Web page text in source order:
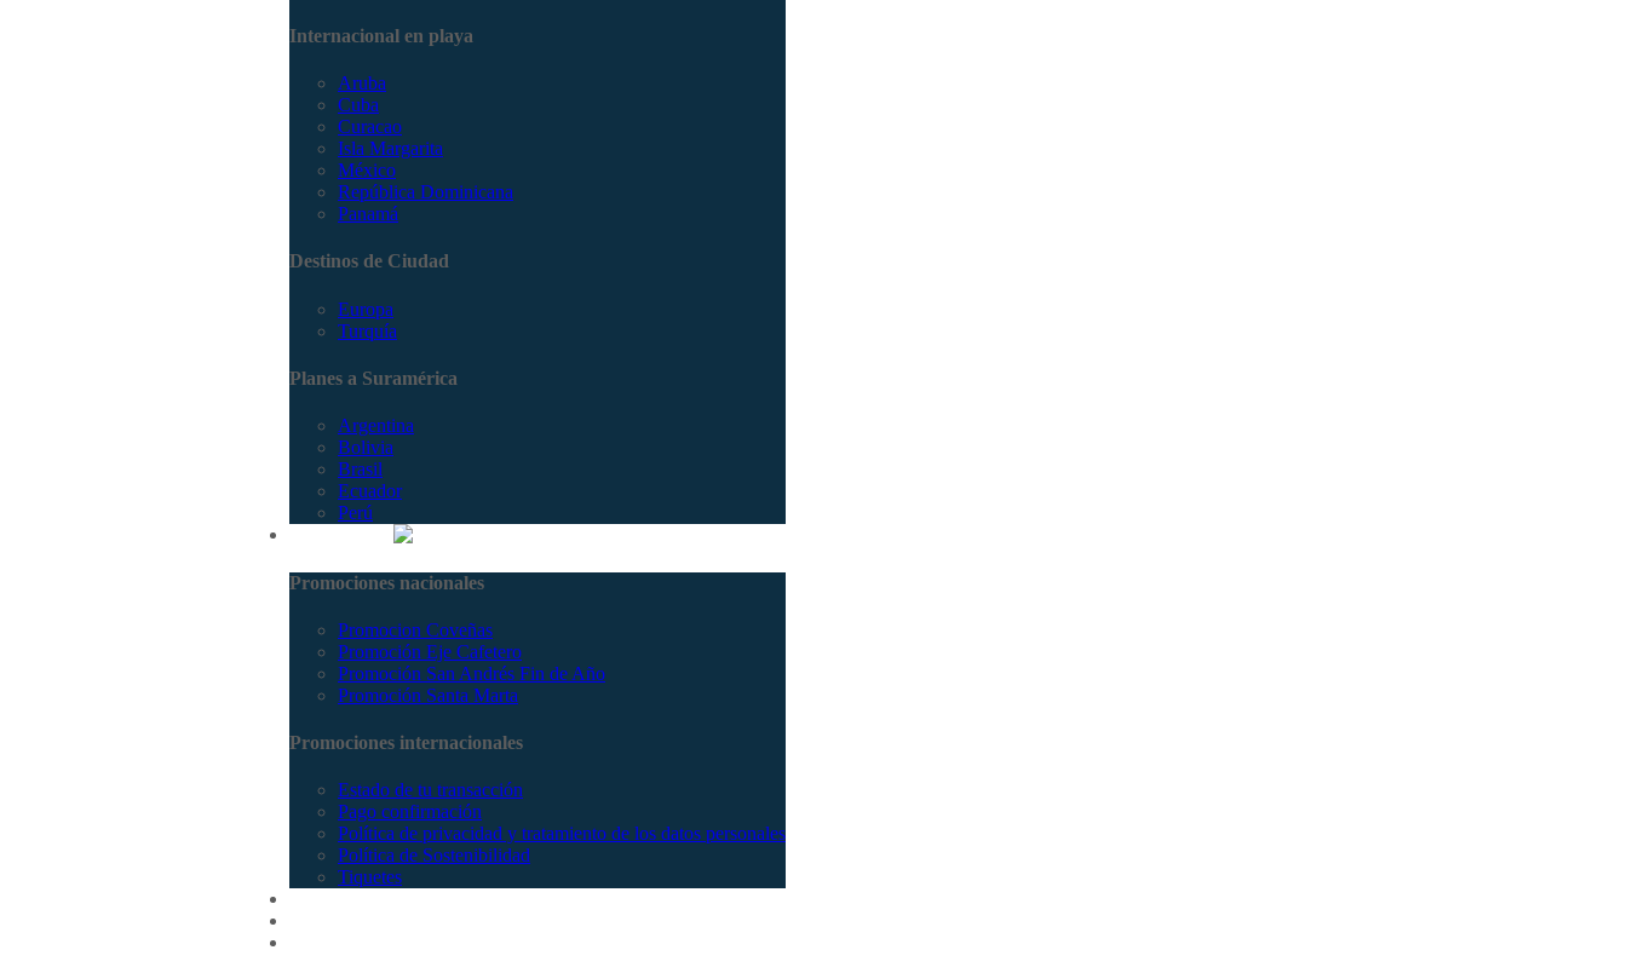
Internacional en playa
Aruba
Cuba
Curacao
Isla Margarita
México
República Dominicana
Panamá
Destinos de Ciudad
Europa
Turquía
Planes a Suramérica
Argentina
Bolivia
Brasil
Ecuador
Perú
Promociones nacionales
Promocion Coveñas
Promoción Eje Cafetero
Promoción San Andrés Fin de Año
Promoción Santa Marta
Promociones internacionales
Estado de tu transacción
Pago confirmación
Política de privacidad y tratamiento de los datos personales
Política de Sostenibilidad
Tiquetes